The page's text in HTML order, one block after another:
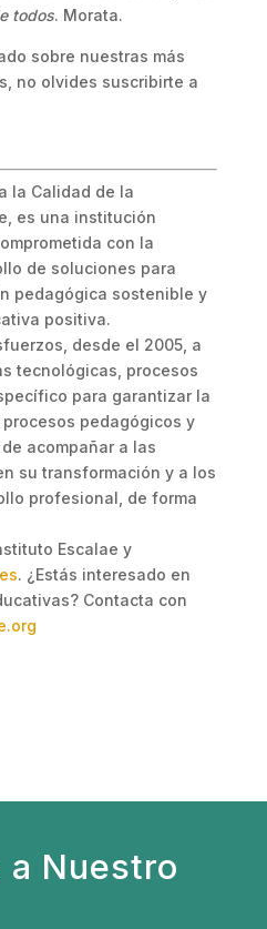
todos. Morata.
sobre nuestras más
no olvides suscribirte a
la Calidad de la
es una institución
con la
de soluciones para
pedagógica sostenible y
positiva.
desde el 2005, a
tecnológicas, procesos
para garantizar la
pedagógicos y
acompañar a las
su transformación y a los
profesional, de forma
Escalae y
. ¿Estás interesado en
Contacta con
Nuestro